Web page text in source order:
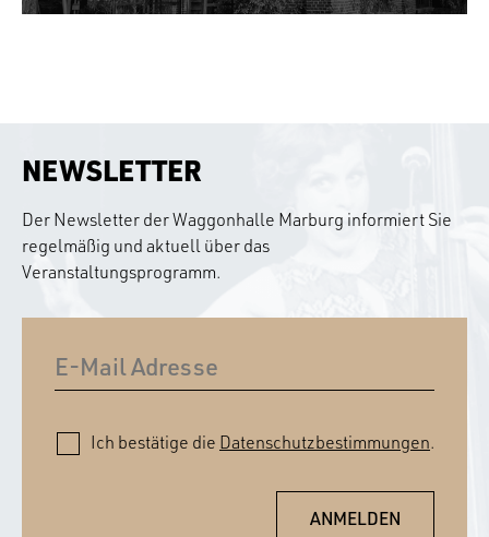
NEWSLETTER
Der Newsletter der Waggonhalle Marburg informiert Sie
regelmäßig und aktuell über das
Veranstaltungsprogramm.
Ich bestätige die Datenschutzbestimmungen.